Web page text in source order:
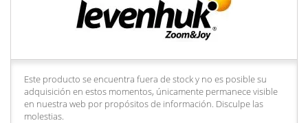
Este producto se encuentra fuera de stock y no es posible su
adquisición en estos momentos, únicamente permanece visible
en nuestra web por propósitos de información. Disculpe las
molestias.